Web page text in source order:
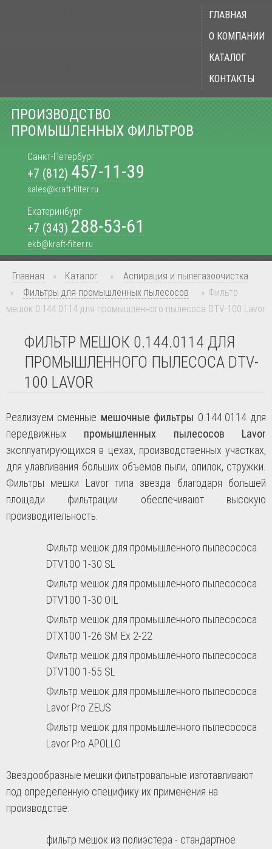
ПРОИЗВОДСТВО
ПРОМЫШЛЕННЫХ ФИЛЬТРОВ
Санкт-Петербург
+7 (812) 457-11-39
sales@kraft-filter.ru
Екатеринбург
+7 (343) 288-53-61
ekb@kraft-filter.ru
ГЛАВНАЯ
О КОМПАНИИ
КАТАЛОГ
КОНТАКТЫ
Главная » Каталог »
Аспирация и пылегазоочистка
»
Фильтры для промышленных пылесосов » Фильтр
мешок 0.144.0114 для промышленного пылесоса DTV-100 Lavor
ФИЛЬТР МЕШОК 0.144.0114 ДЛЯ
ПРОМЫШЛЕННОГО ПЫЛЕСОСА DTV-
100 LAVOR
Реализуем сменные мешочные фильтры 0.144.0114для
передвижных промышленных пылесосов Lavor
эксплуатирующихся в цехах, производственных участках,
для улавливания больших объемов пыли, опилок, стружки.
Фильтры мешки Lavor типа звезда благодаря большей
площади фильтрации обеспечивают высокую
производительность.
Фильтр мешок для промышленного пылесососа
DTV100 1-30 SL
Фильтр мешок для промышленного пылесососа
DTV100 1-30 OIL
Фильтр мешок для промышленного пылесососа
DTX100 1-26 SM Ex 2-22
Фильтр мешок для промышленного пылесососа
DTV100 1-55 SL
Фильтр мешок для промышленного пылесососа
Lavor Pro ZEUS
Фильтр мешок для промышленного пылесососа
Lavor Pro APOLLO
Звездообразные мешки фильтровальные изготавливают
под определенную специфику их применения на
производстве:
фильтр мешок из полиэстера - стандартное